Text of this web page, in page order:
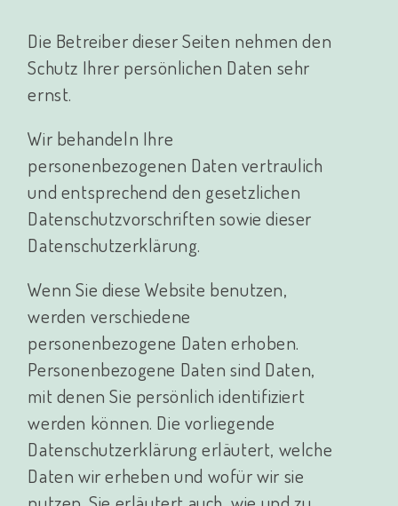
Die Betreiber dieser Seiten nehmen den
Schutz Ihrer persönlichen Daten sehr
ernst.
Wir behandeln Ihre
personenbezogenen Daten vertraulich
und entsprechend den gesetzlichen
Datenschutzvorschriften sowie dieser
Datenschutzerklärung.
Wenn Sie diese Website benutzen,
werden verschiedene
personenbezogene Daten erhoben.
Personenbezogene Daten sind Daten,
mit denen Sie persönlich identifiziert
werden können. Die vorliegende
Datenschutzerklärung erläutert, welche
Daten wir erheben und wofür wir sie